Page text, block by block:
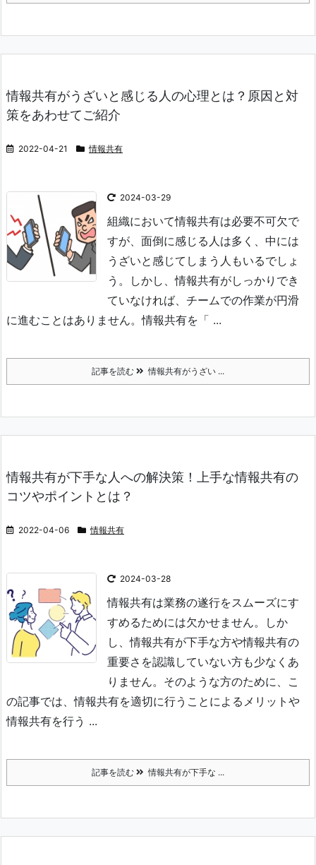
情報共有がうざいと感じる人の心理とは？原因と対
策をあわせてご紹介
2022-04-21 情報共有
2024-03-29
組織において情報共有は必要不可欠で
すが、面倒に感じる人は多く、中には
うざいと感じてしまう人もいるでしょ
う。
しかし、情報共有がしっかりでき
ていなければ、チームでの作業が円滑
に進むことはありません。情報共有を「 ...
記事を読む 情報共有がうざい ...
情報共有が下手な人への解決策！上手な情報共有の
コツやポイントとは？
2022-04-06 情報共有
2024-03-28
情報共有は業務の遂行をスムーズにす
すめるためには欠かせません。しか
し、情報共有が下手な方や情報共有の
重要さを認識していない方も少なくあ
りません。そのような方のために、こ
の記事では、情報共有を適切に行うことによるメリットや
情報共有を行う ...
記事を読む 情報共有が下手な ...